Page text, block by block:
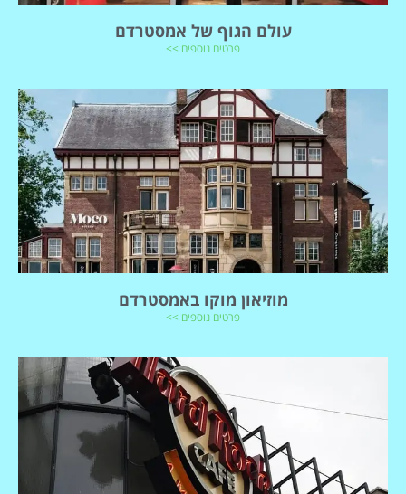
עולם הגוף של אמסטרדם
פרטים נוספים >>
מוזיאון מוקו באמסטרדם
פרטים נוספים >>